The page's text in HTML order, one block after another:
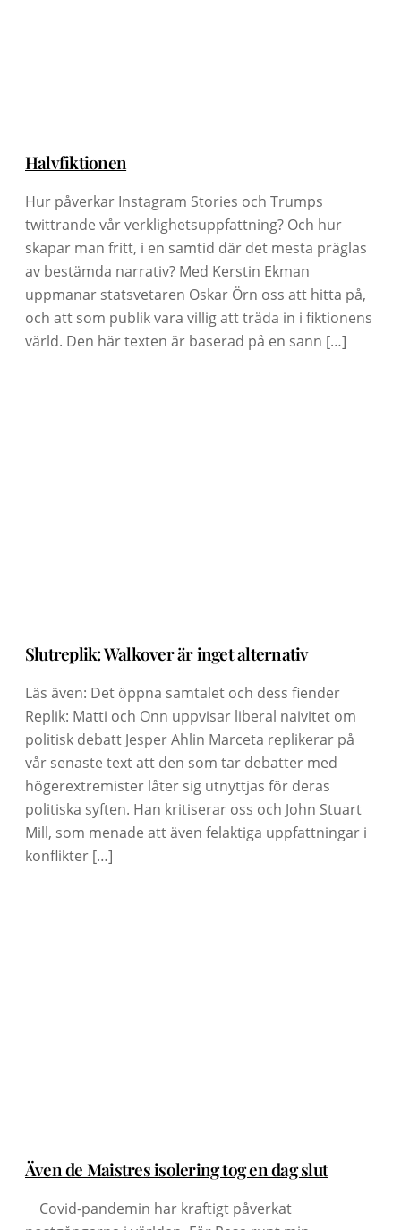
Halvfiktionen
Hur påverkar Instagram Stories och Trumps
twittrande vår verklighetsuppfattning? Och hur
skapar man fritt, i en samtid där det mesta präglas
av bestämda narrativ? Med Kerstin Ekman
uppmanar statsvetaren Oskar Örn oss att hitta på,
och att som publik vara villig att träda in i fiktionens
värld. Den här texten är baserad på en sann […]
Slutreplik: Walkover är inget alternativ
Läs även: Det öppna samtalet och dess fiender
Replik: Matti och Onn uppvisar liberal naivitet om
politisk debatt Jesper Ahlin Marceta replikerar på
vår senaste text att den som tar debatter med
högerextremister låter sig utnyttjas för deras
politiska syften. Han kritiserar oss och John Stuart
Mill, som menade att även felaktiga uppfattningar i
konflikter […]
Även de Maistres isolering tog en dag slut
Covid-pandemin har kraftigt påverkat